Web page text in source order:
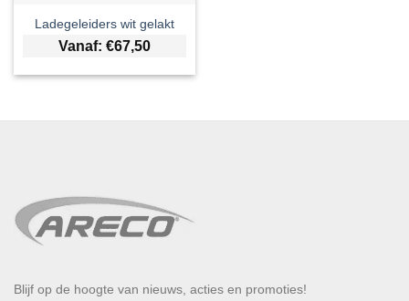
Ladegeleiders wit gelakt
Vanaf: €67,50
Blijf op de hoogte van nieuws, acties en promoties!